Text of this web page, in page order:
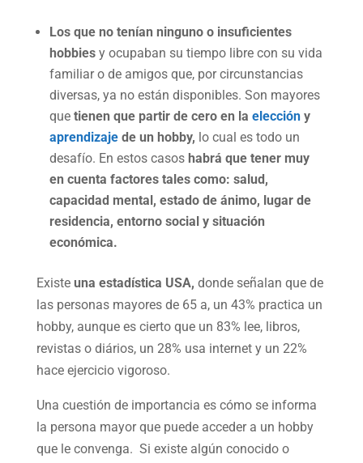
Los que no tenían ninguno o insuficientes
hobbiesy ocupaban su tiempo libre con su vida
familiar o de amigos que, por circunstancias
diversas, ya no están disponibles. Son mayores
que tienen que partir de cero en la eleccióny
aprendizajede un hobby, lo cual es todo un
desafío. En estos casos habrá que tener muy
en cuenta factores tales como: salud,
capacidad mental, estado de ánimo, lugar de
residencia, entorno social y situación
económica.
Existe una estadística USA, donde señalan que de
las personas mayores de 65 a, un 43% practica un
hobby, aunque es cierto que un 83% lee, libros,
revistas o diários, un 28% usa internet y un 22%
hace ejercicio vigoroso.
Una cuestión de importancia es cómo se informa
la persona mayor que puede acceder a un hobby
que le convenga. Si existe algún conocido o